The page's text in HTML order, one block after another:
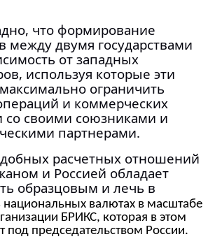
что формирование
между двумя государствами
от западных
используя которые эти
ограничить
и коммерческих
со своими союзниками и
партнерами.
расчетных отношений
и Россией обладает
образцовым и лечь в
национальных валютах в масштабе
БРИКС, которая в этом
под председательством России.